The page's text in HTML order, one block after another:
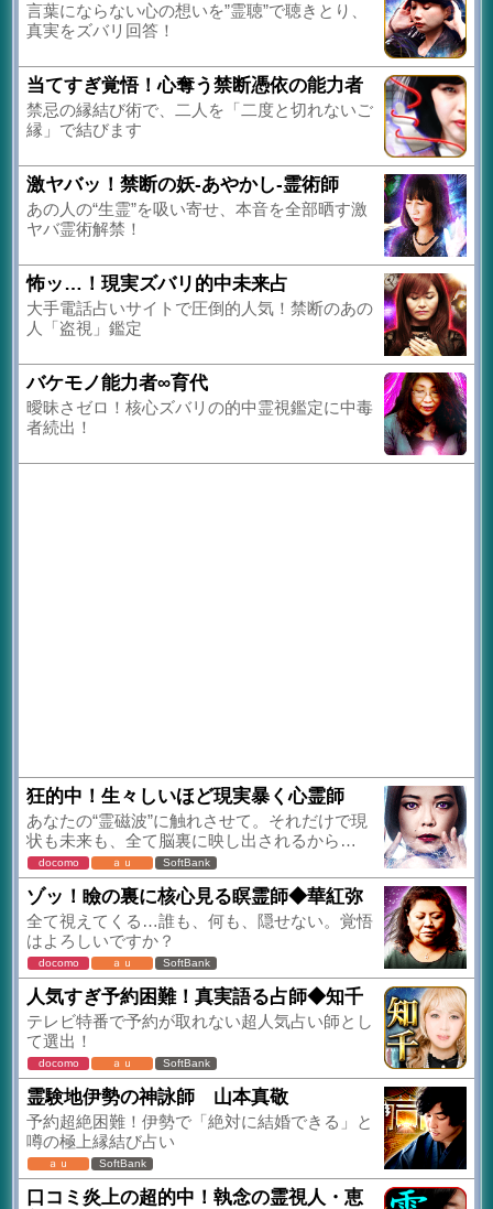
言葉にならない心の想いを”霊聴”で聴きとり、
真実をズバリ回答！
当てすぎ覚悟！心奪う禁断憑依の能力者
禁忌の縁結び術で、二人を「二度と切れないご
縁」で結びます
激ヤバッ！禁断の妖-あやかし-霊術師
あの人の“生霊”を吸い寄せ、本音を全部晒す激
ヤバ霊術解禁！
怖ッ…！現実ズバリ的中未来占
大手電話占いサイトで圧倒的人気！禁断のあの
人「盗視」鑑定
バケモノ能力者∞育代
曖昧さゼロ！核心ズバリの的中霊視鑑定に中毒
者続出！
狂的中！生々しいほど現実暴く心霊師
あなたの“霊磁波”に触れさせて。それだけで現
状も未来も、全て脳裏に映し出されるから…
docomo ａｕ SoftBank
ゾッ！瞼の裏に核心見る瞑霊師◆華紅弥
全て視えてくる…誰も、何も、隠せない。覚悟
はよろしいですか？
docomo ａｕ SoftBank
人気すぎ予約困難！真実語る占師◆知千
テレビ特番で予約が取れない超人気占い師とし
て選出！
docomo ａｕ SoftBank
霊験地伊勢の神詠師 山本真敬
予約超絶困難！伊勢で「絶対に結婚できる」と
噂の極上縁結び占い
ａｕ SoftBank
口コミ炎上の超的中！執念の霊視人・恵